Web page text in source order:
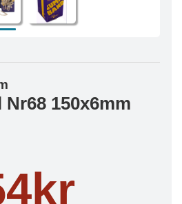
150x6mm